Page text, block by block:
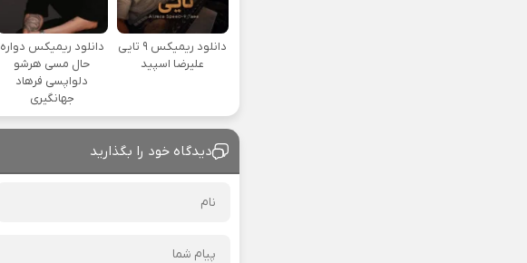
دانلود ریمیکس ۹ تایی
علیرضا اسپید
دانلود ریمیکس دواره
حال مسی هرشو
دلواپسی فرهاد
جهانگیری
دیدگاه خود را بگذارید